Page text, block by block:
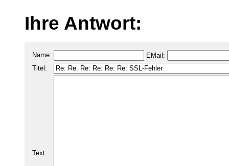
Ihre Antwort:
Name:
EMail:
Titel:
Text: